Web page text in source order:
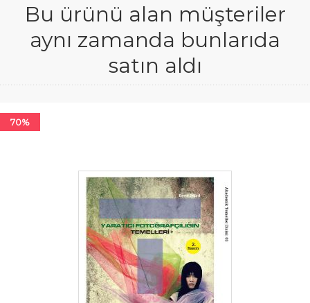
Bu ürünü alan müşteriler
aynı zamanda bunlarıda
satın aldı
70%